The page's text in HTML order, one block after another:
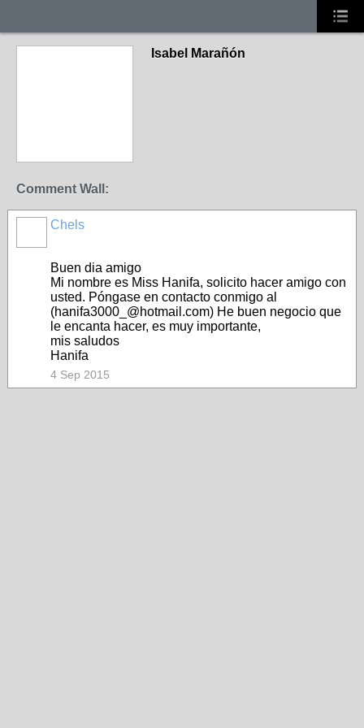
Isabel Marañón
Comment Wall:
Chels
Buen dia amigo
Mi nombre es Miss Hanifa, solicito hacer amigo con
usted. Póngase en contacto conmigo al
(hanifa3000_@hotmail.com) He buen negocio que
le encanta hacer, es muy importante,
mis saludos
Hanifa
4 Sep 2015